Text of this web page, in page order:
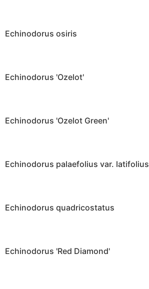
Echinodorus osiris
Echinodorus 'Ozelot'
Echinodorus 'Ozelot Green'
Echinodorus palaefolius var. latifolius
Echinodorus quadricostatus
Echinodorus 'Red Diamond'